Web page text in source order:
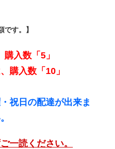
です。】
入数「5」
購入数「10」
祝日の配達が出来ま
一読ください。